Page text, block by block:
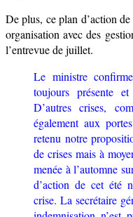
De plus, ce plan d’action
organisation avec des
l’entrevue de juillet.
Le ministre
toujours présente
D’autres crises,
également aux
retenu notre
de crises mais à
menée à l’automne
d’action de cet été
crise. La secrétaire